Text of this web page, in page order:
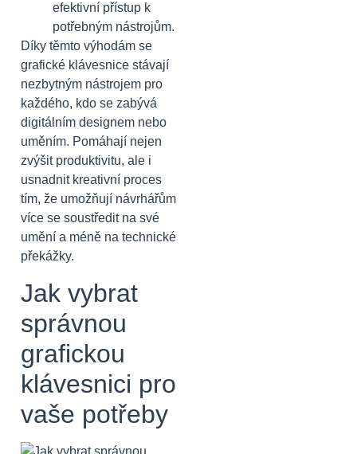
efektivní přístup k
potřebným nástrojům.
Díky těmto výhodám se
grafické klávesnice stávají
nezbytným nástrojem pro
každého, kdo se zabývá
digitálním designem nebo
uměním. Pomáhají nejen
zvýšit produktivitu, ale i
usnadnit kreativní proces
tím, že umožňují návrhářům
více se soustředit na své
umění a méně na technické
překážky.
Jak vybrat
správnou
grafickou
klávesnici pro
vaše potřeby